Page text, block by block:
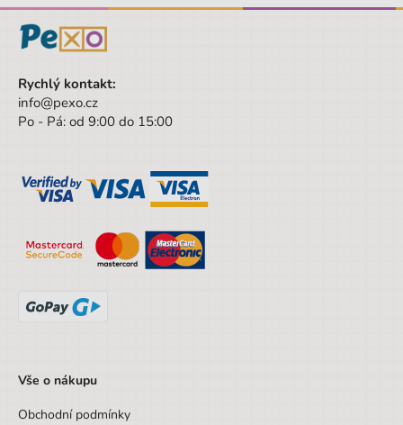
Rychlý kontakt:
info@pexo.cz
Po - Pá: od 9:00 do 15:00
Vše o nákupu
Obchodní podmínky